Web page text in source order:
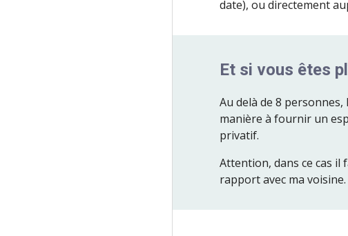
date), ou directement
Et si vous êtes
Au delà de 8
manière à fournir un
privatif.
Attention, dans ce cas il
rapport avec ma voisine.